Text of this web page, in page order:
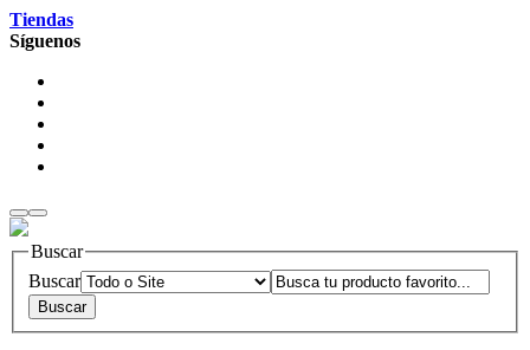
Tiendas
Síguenos
Buscar
Buscar